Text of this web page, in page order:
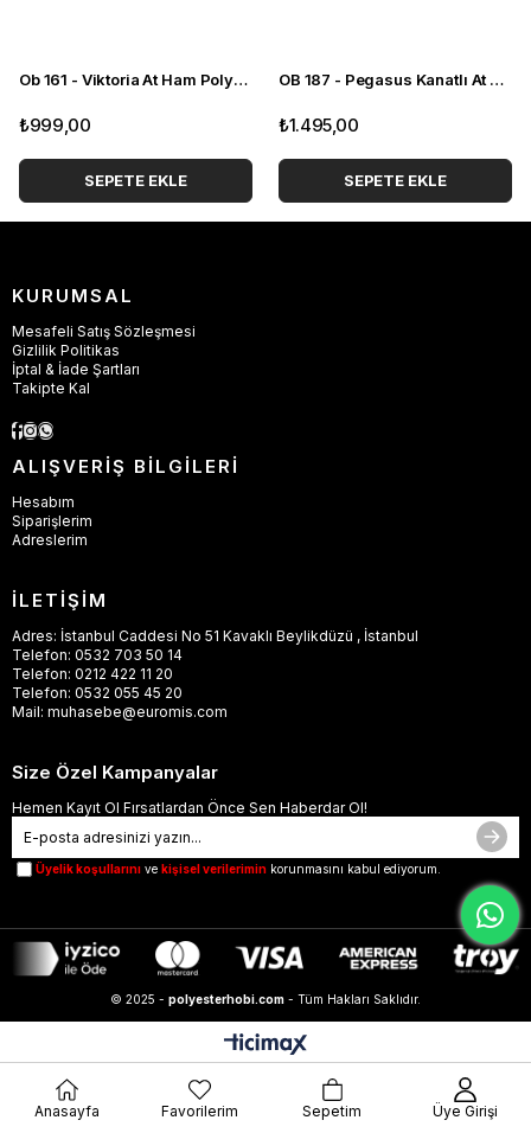
Ob 161 - Viktoria At Ham Polyester Obje
₺999,00
SEPETE EKLE
OB 187 - Pegasus Kanatlı At Ham Polyester Obje
₺1.495,00
SEPETE EKLE
KURUMSAL
Mesafeli Satış Sözleşmesi
Gizlilik Politikas
İptal & İade Şartları
Takipte Kal
ALIŞVERİŞ BİLGİLERİ
Hesabım
Siparişlerim
Adreslerim
İLETİŞİM
Adres: İstanbul Caddesi No 51 Kavaklı Beylikdüzü , İstanbul
Telefon: 0532 703 50 14
Telefon: 0212 422 11 20
Telefon: 0532 055 45 20
Mail: muhasebe@euromis.com
Size Özel Kampanyalar
Hemen Kayıt Ol Fırsatlardan Önce Sen Haberdar Ol!
Üyelik koşullarını ve kişisel verilerimin korunmasını kabul ediyorum.
© 2025 - polyesterhobi.com - Tüm Hakları Saklıdır.
Anasayfa Favorilerim Sepetim Üye Girişi